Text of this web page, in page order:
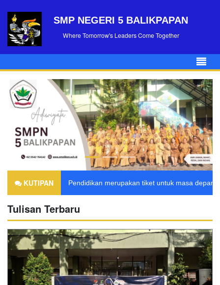
SMP NEGERI 5 BALIKPAPAN
Where Tomorrow's Leaders Come Together
KUTIPAN Pendidikan merupakan tiket untuk masa
Tulisan Terbaru